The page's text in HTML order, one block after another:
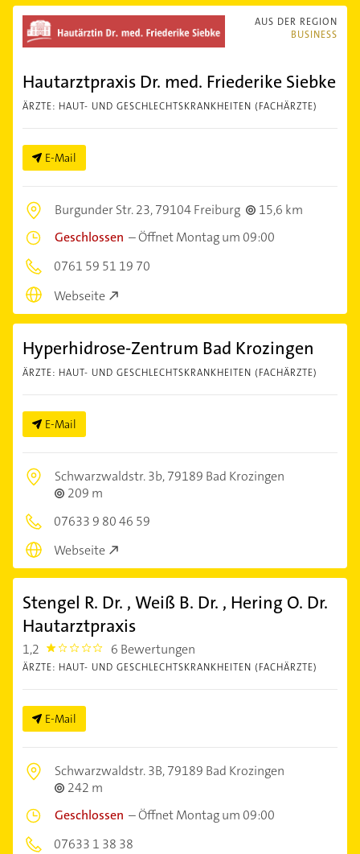
AUS DER REGION
BUSINESS
Hautarztpraxis Dr. med. Friederike Siebke
ÄRZTE: HAUT- UND GESCHLECHTSKRANKHEITEN (FACHÄRZTE)
E-Mail
Burgunder Str. 23,79104 Freiburg
15,6 km
Geschlossen –Öffnet Montag um 09:00
0761 59 51 19 70
Webseite
Hyperhidrose-Zentrum Bad Krozingen
ÄRZTE: HAUT- UND GESCHLECHTSKRANKHEITEN (FACHÄRZTE)
E-Mail
Schwarzwaldstr. 3b,79189 Bad Krozingen
209 m
07633 9 80 46 59
Webseite
Stengel R. Dr. , Weiß B. Dr. , Hering O. Dr.
Hautarztpraxis
1,2 1.2 6 Bewertungen
ÄRZTE: HAUT- UND GESCHLECHTSKRANKHEITEN (FACHÄRZTE)
E-Mail
Schwarzwaldstr. 3B,79189 Bad Krozingen
242 m
Geschlossen –Öffnet Montag um 09:00
07633 1 38 38